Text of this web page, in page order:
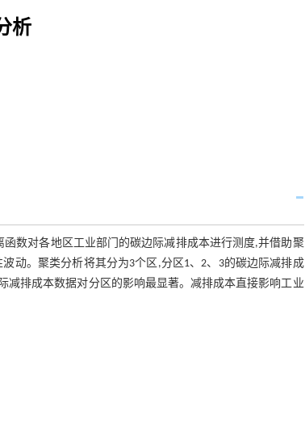
析
数对各地区工业部门的碳边际减排成本进行测度,并借助聚
动。聚类分析将其分为3个区,分区1、2、3的碳边际减排成
减排成本数据对分区的影响最显著。减排成本直接影响工业